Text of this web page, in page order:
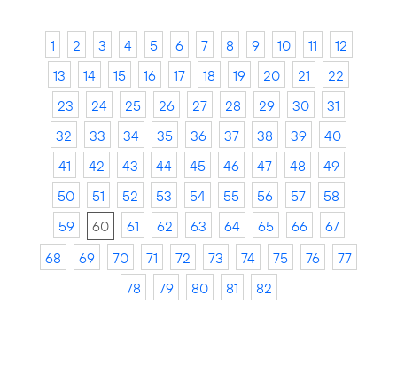
1 2 3 4 5 6 7 8 9 10 11
12
13
14 15 16 17 18 19 20 21
22
23
24 25 26 27 28 29 30
31
32
33 34 35 36 37 38 39
40
41
42 43 44 45 46 47 48
49
50
51 52 53 54 55 56 57
58
59
60 61 62 63 64 65 66
67
68
69 70 71 72 73 74 75 76
77
78
79 80 81 82